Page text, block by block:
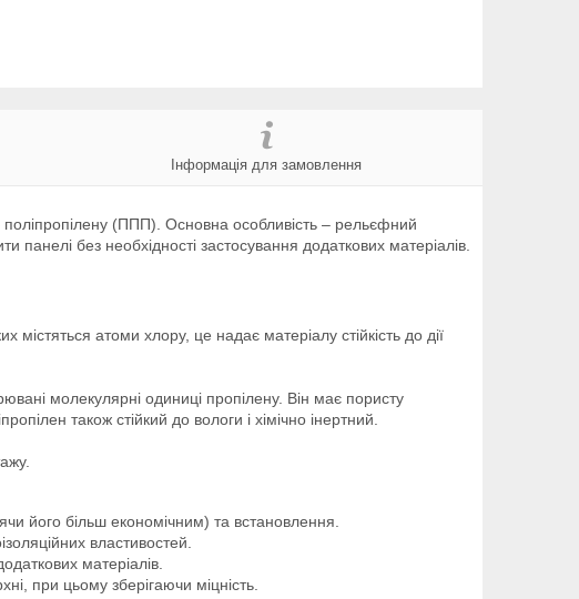
Інформація для замовлення
поліпропілену (ППП). Основна особливість – рельєфний
без необхідності застосування додаткових матеріалів.
атоми хлору, це надає матеріалу стійкість до дії
молекулярні одиниці пропілену. Він має пористу
також стійкий до вологи і хімічно інертний.
його більш економічним) та встановлення.
властивостей.
матеріалів.
при цьому зберігаючи міцність.